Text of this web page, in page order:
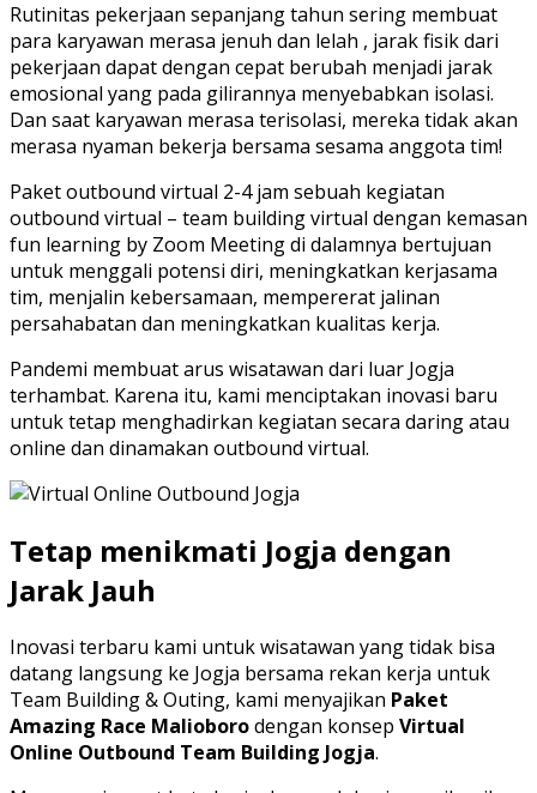
Rutinitas pekerjaan sepanjang tahun sering membuat
para karyawan merasa jenuh dan lelah , jarak fisik dari
pekerjaan dapat dengan cepat berubah menjadi jarak
emosional yang pada gilirannya menyebabkan isolasi.
Dan saat karyawan merasa terisolasi, mereka tidak akan
merasa nyaman bekerja bersama sesama anggota tim!
Paket outbound virtual 2-4 jam sebuah kegiatan
outbound virtual – team building virtual dengan kemasan
fun learning by Zoom Meeting di dalamnya bertujuan
untuk menggali potensi diri, meningkatkan kerjasama
tim, menjalin kebersamaan, mempererat jalinan
persahabatan dan meningkatkan kualitas kerja.
Pandemi membuat arus wisatawan dari luar Jogja
terhambat. Karena itu, kami menciptakan inovasi baru
untuk tetap menghadirkan kegiatan secara daring atau
online dan dinamakan outbound virtual.
Tetap menikmati Jogja dengan
Jarak Jauh
Inovasi terbaru kami untuk wisatawan yang tidak bisa
datang langsung ke Jogja bersama rekan kerja untuk
Team Building & Outing, kami menyajikan Paket
Amazing Race Malioborodengan konsep Virtual
Online Outbound Team Building Jogja.